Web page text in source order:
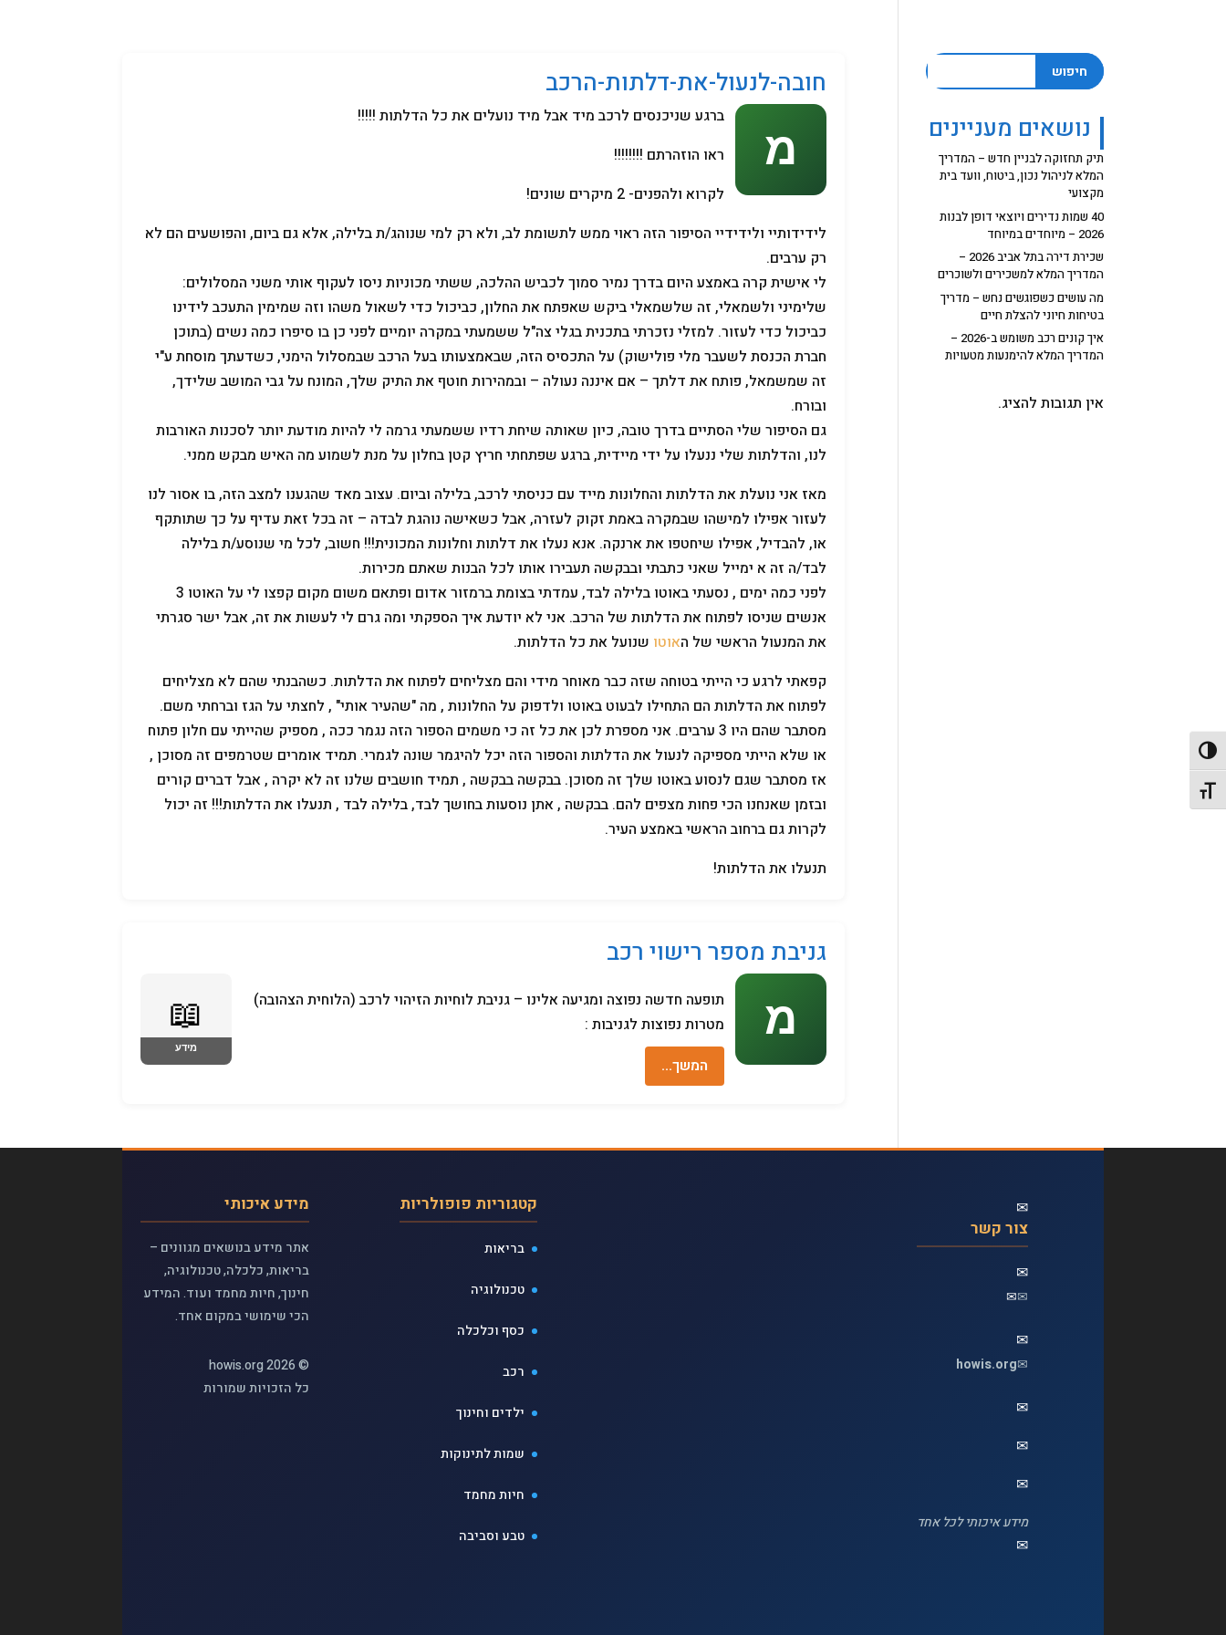
הפעל/כבה ניגודיות גבוהה
מתג גודל גופן
חובה-לנעול-את-דלתות-הרכב
ברגע שניכנסים לרכב מיד אבל מיד נועלים את כל הדלתות !!!!!
ראו הוזהרתם !!!!!!!!
לקרוא ולהפנים- 2 מיקרים שונים!
לידידותיי ולידידיי הסיפור הזה ראוי ממש לתשומת לב, ולא רק למי שנוהג/ת בלילה, אלא גם ביום, והפושעים הם לא
רק ערבים.
לי אישית קרה באמצע היום בדרך נמיר סמוך לכביש ההלכה, ששתי מכוניות ניסו לעקוף אותי משני המסלולים:
שלימיני ולשמאלי, זה שלשמאלי ביקש שאפתח את החלון, כביכול כדי לשאול משהו וזה שמימין התעכב לידינו
כביכול כדי לעזור. למזלי נזכרתי בתכנית בגלי צה"ל ששמעתי במקרה יומיים לפני כן בו סיפרו כמה נשים (בתוכן
חברת הכנסת לשעבר מלי פולישוק) על התכסיס הזה, שבאמצעותו בעל הרכב שבמסלול הימני, כשדעתך מוסחת ע"י
זה שמשמאל, פותח את דלתך – אם איננה נעולה – ובמהירות חוטף את התיק שלך, המונח על גבי המושב שלידך,
ובורח.
גם הסיפור שלי הסתיים בדרך טובה, כיון שאותה שיחת רדיו ששמעתי גרמה לי להיות מודעת יותר לסכנות האורבות
לנו, והדלתות שלי ננעלו על ידי מיידית, ברגע שפתחתי חריץ קטן בחלון על מנת לשמוע מה האיש מבקש ממני.
מאז אני נועלת את הדלתות והחלונות מייד עם כניסתי לרכב, בלילה וביום. עצוב מאד שהגענו למצב הזה, בו אסור לנו
לעזור אפילו למישהו שבמקרה באמת זקוק לעזרה, אבל כשאישה נוהגת לבדה – זה בכל זאת עדיף על כך שתותקף
או, להבדיל, אפילו שיחטפו את ארנקה. אנא נעלו את דלתות וחלונות המכונית!!! חשוב, לכל מי שנוסע/ת בלילה
לבד/ה זה א ימייל שאני כתבתי ובבקשה תעבירו אותו לכל הבנות שאתם מכירות.
לפני כמה ימים , נסעתי באוטו בלילה לבד, עמדתי בצומת ברמזור אדום ופתאם משום מקום קפצו לי על האוטו 3
אנשים שניסו לפתוח את הדלתות של הרכב. אני לא יודעת איך הספקתי ומה גרם לי לעשות את זה, אבל ישר סגרתי
את המנעול הראשי של האוטו שנועל את כל הדלתות.
קפאתי לרגע כי הייתי בטוחה שזה כבר מאוחר מידי והם מצליחים לפתוח את הדלתות. כשהבנתי שהם לא מצליחים
לפתוח את הדלתות הם התחילו לבעוט באוטו ולדפוק על החלונות , מה "שהעיר אותי" , לחצתי על הגז וברחתי משם.
מסתבר שהם היו 3 ערבים. אני מספרת לכן את כל זה כי משמים הספור הזה נגמר ככה , מספיק שהייתי עם חלון פתוח
או שלא הייתי מספיקה לנעול את הדלתות והספור הזה יכל להיגמר שונה לגמרי. תמיד אומרים שטרמפים זה מסוכן ,
אז מסתבר שגם לנסוע באוטו שלך זה מסוכן. בבקשה בבקשה , תמיד חושבים שלנו זה לא יקרה , אבל דברים קורים
ובזמן שאנחנו הכי פחות מצפים להם. בבקשה , אתן נוסעות בחושך לבד, בלילה לבד , תנעלו את הדלתות!!! זה יכול
לקרות גם ברחוב הראשי באמצע העיר.
תנעלו את הדלתות!
גניבת מספר רישוי רכב
תופעה חדשה נפוצה ומגיעה אלינו – גניבת לוחיות הזיהוי לרכב (הלוחית הצהובה)
מטרות נפוצות לגניבות :
המשך…
חיפוש
נושאים מעניינים
תיק תחזוקה לבניין חדש – המדריך
המלא לניהול נכון, ביטוח, וועד בית
מקצועי
40 שמות נדירים ויוצאי דופן לבנות
2026 – מיוחדים במיוחד
שכירת דירה בתל אביב 2026 –
המדריך המלא למשכירים ולשוכרים
מה עושים כשפוגשים נחש – מדריך
בטיחות חיוני להצלת חיים
איך קונים רכב משומש ב-2026 –
המדריך המלא להימנעות מטעויות
אין תגובות להציג.
מידע איכותי
אתר מידע בנושאים מגוונים –
בריאות, כלכלה, טכנולוגיה,
חינוך, חיות מחמד ועוד. המידע
הכי שימושי במקום אחד.
© 2026 howis.org
כל הזכויות שמורות
קטגוריות פופולריות
בריאות
טכנולוגיה
כסף וכלכלה
רכב
ילדים וחינוך
שמות לתינוקות
חיות מחמד
טבע וסביבה
✉
צור קשר
✉
✉
✉
✉
✉
howis.org
✉
✉
✉
מידע איכותי לכל אחד
✉